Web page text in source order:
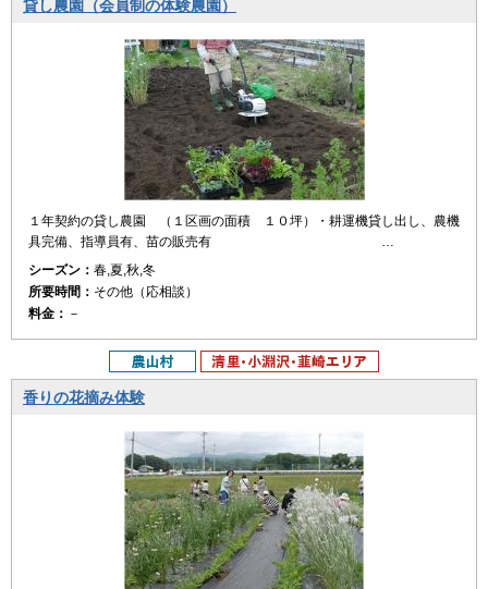
貸し農園（会員制の体験農園）
１年契約の貸し農園 （１区画の面積 １０坪）・耕運機貸し出し、農機
具完備、指導員有、苗の販売有 …
シーズン： 春,夏,秋,冬
所要時間： その他（応相談）
料金： －
香りの花摘み体験